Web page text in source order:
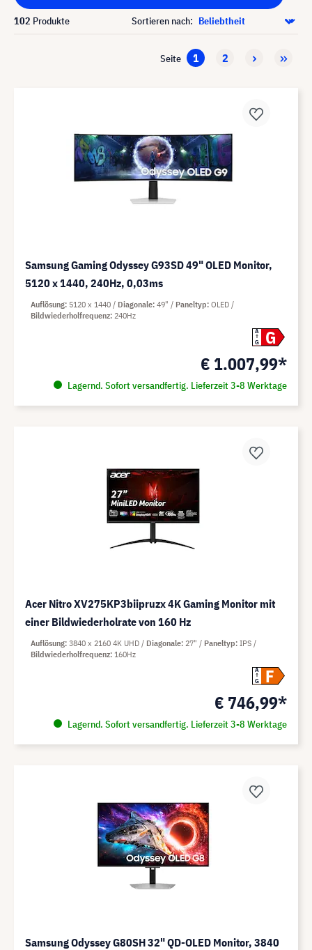
102 Produkte Sortieren nach:
Seite 1 2
Samsung Gaming Odyssey G93SD 49" OLED Monitor,
5120 x 1440, 240Hz, 0,03ms
A
G
G
€ 1.007,99*
Lagernd. Sofort versandfertig. Lieferzeit 3-8 Werktage
Auflösung 5120 x 1440 Diagonale 49" Paneltyp OLED
Bildwiederholfrequenz 240Hz
Acer Nitro XV275KP3biipruzx 4K Gaming Monitor mit
einer Bildwiederholrate von 160 Hz
A
G
F
€ 746,99*
Lagernd. Sofort versandfertig. Lieferzeit 3-8 Werktage
Auflösung 3840 x 2160 4K UHD Diagonale 27" Paneltyp IPS
Bildwiederholfrequenz 160Hz
Samsung Odyssey G80SH 32" QD-OLED Monitor, 3840